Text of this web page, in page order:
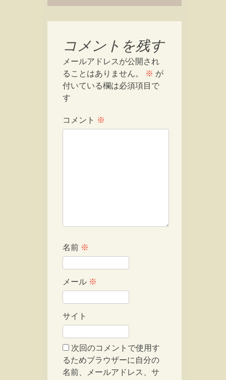
コメントを残す
メールアドレスが公開され
ることはありません。
※ が
付いている欄は必須項目で
す
コメント ※
名前 ※
メール ※
サイト
次回のコメントで使用す
るためブラウザーに自分の
名前、メールアドレス、サ